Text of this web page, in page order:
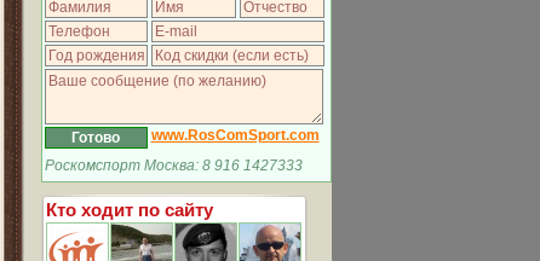
www.RosComSport.com
Роскомспорт Москва: 8 916 1427333
Кто ходит по сайту